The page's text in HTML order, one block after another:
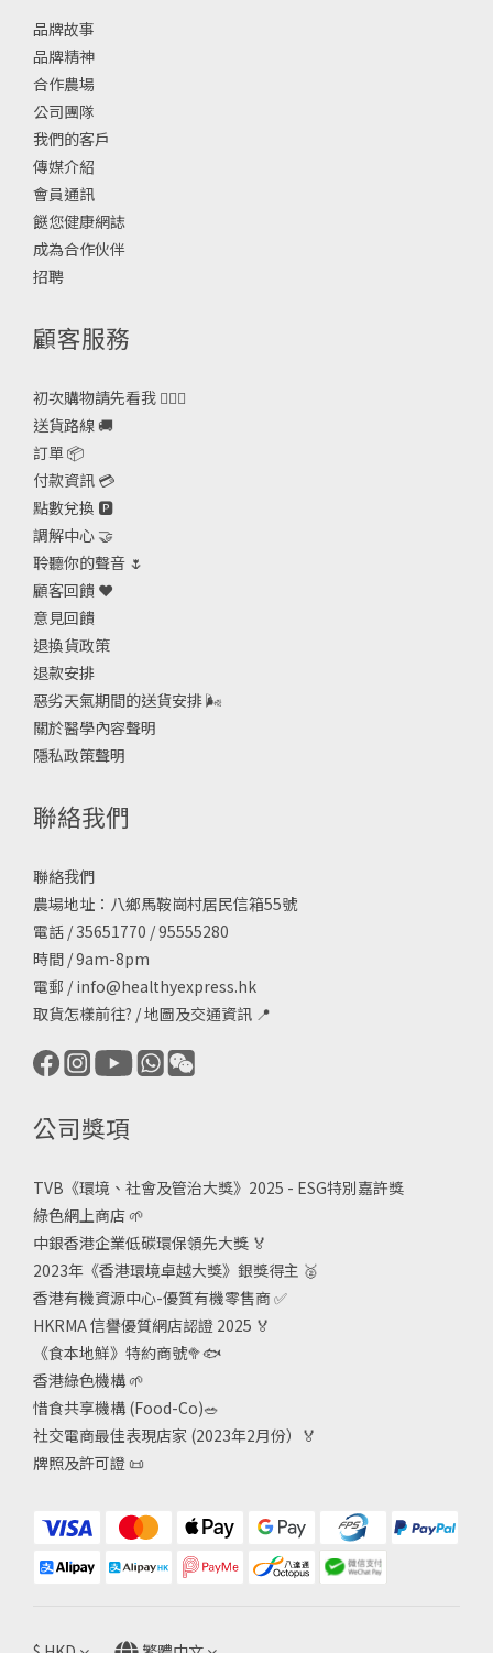
品牌故事
品牌精神
合作農場
公司團隊
我們的客戶
傳媒介紹
會員通訊
餸您健康網誌
成為合作伙伴
招聘
顧客服務
初次購物請先看我 🙋🏻‍♀️
送貨路線 🚚
訂單 📦
付款資訊 💳
點數兌換 🅿️
調解中心 🤝
聆聽你的聲音 🌷
顧客回饋 ❤️
意見回饋
退換貨政策
退款安排
惡劣天氣期間的送貨安排🌬
關於醫學內容聲明
隱私政策聲明
聯絡我們
聯絡我們
農場地址：八鄉馬鞍崗村居民信箱55號
電話 / 35651770 / 95555280
時間 / 9am-8pm
電郵 / info@healthyexpress.hk
取貨怎樣前往? /地圖及交通資訊 📍
公司獎項
TVB《環境、社會及管治大獎》2025 - ESG特別嘉許獎
綠色網上商店 🌱
中銀香港企業低碳環保領先大獎 🏅
2023年《香港環境卓越大獎》銀獎得主 🥈
香港有機資源中心-優質有機零售商✅
HKRMA 信譽優質網店認證 2025 🏅
《食本地鮮》特約商號🥦🐟
香港綠色機構 🌱
惜食共享機構 (Food-Co)🥗
社交電商最佳表現店家 (2023年2月份）🏅
牌照及許可證 📜